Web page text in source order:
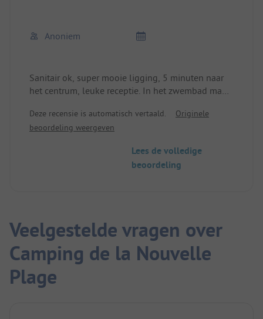
Anoniem
Sanitair ok, super mooie ligging, 5 minuten naar
het centrum, leuke receptie. In het zwembad mag
zwembroek. Geen losse shorts!
Deze recensie is automatisch vertaald.
Originele
beoordeling weergeven
Lees de volledige
beoordeling
Veelgestelde vragen over
Camping de la Nouvelle
Plage